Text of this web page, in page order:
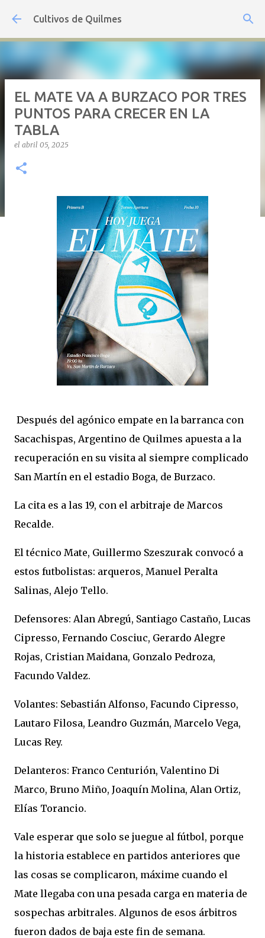
Ir al contenido principal
Cultivos de Quilmes
EL MATE VA A BURZACO POR TRES
PUNTOS PARA CRECER EN LA
TABLA
el abril 05, 2025
Después del agónico empate en la barranca con
Sacachispas, Argentino de Quilmes apuesta a la
recuperación en su visita al siempre complicado
San Martín en el estadio Boga, de Burzaco.
La cita es a las 19, con el arbitraje de Marcos
Recalde.
El técnico Mate, Guillermo Szeszurak convocó a
estos futbolistas: arqueros, Manuel Peralta
Salinas, Alejo Tello.
Defensores: Alan Abregú, Santiago Castaño, Lucas
Cipresso, Fernando Cosciuc, Gerardo Alegre
Rojas, Cristian Maidana, Gonzalo Pedroza,
Facundo Valdez.
Volantes: Sebastián Alfonso, Facundo Cipresso,
Lautaro Filosa, Leandro Guzmán, Marcelo Vega,
Lucas Rey.
Delanteros: Franco Centurión, Valentino Di
Marco, Bruno Miño, Joaquín Molina, Alan Ortiz,
Elías Torancio.
Vale esperar que solo se juegue al fútbol, porque
la historia establece en partidos anteriores que
las cosas se complicaron, máxime cuando el
Mate llegaba con una pesada carga en materia de
sospechas arbitrales. Algunos de esos árbitros
fueron dados de baja este fin de semana.